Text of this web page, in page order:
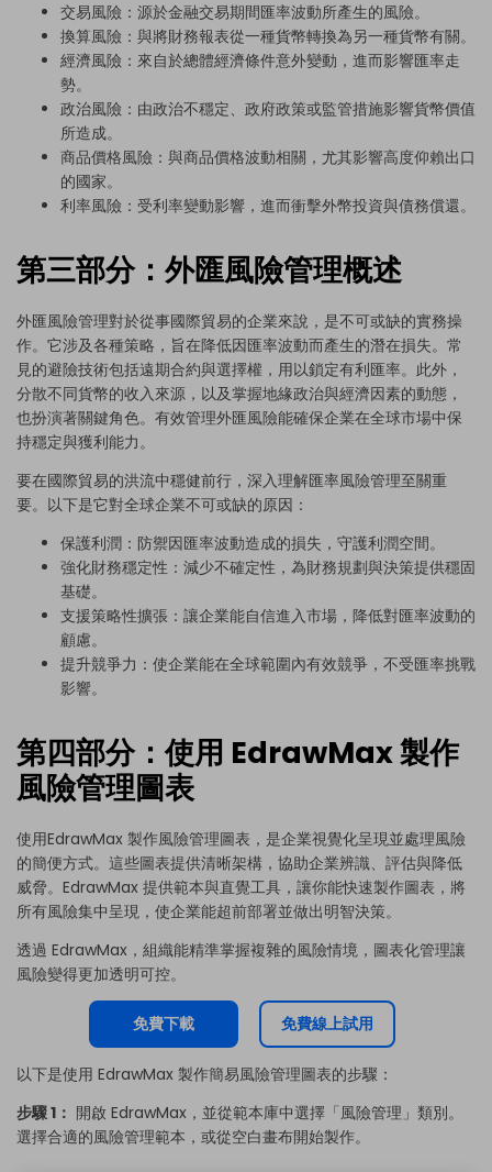
交易風險：源於金融交易期間匯率波動所產生的風險。
換算風險：與將財務報表從一種貨幣轉換為另一種貨幣有關。
經濟風險：來自於總體經濟條件意外變動，進而影響匯率走
勢。
政治風險：由政治不穩定、政府政策或監管措施影響貨幣價值
所造成。
商品價格風險：與商品價格波動相關，尤其影響高度仰賴出口
的國家。
利率風險：受利率變動影響，進而衝擊外幣投資與債務償還。
第三部分：外匯風險管理概述
外匯風險管理對於從事國際貿易的企業來說，是不可或缺的實務操
作。它涉及各種策略，旨在降低因匯率波動而產生的潛在損失。常
見的避險技術包括遠期合約與選擇權，用以鎖定有利匯率。此外，
分散不同貨幣的收入來源，以及掌握地緣政治與經濟因素的動態，
也扮演著關鍵角色。有效管理外匯風險能確保企業在全球市場中保
持穩定與獲利能力。
要在國際貿易的洪流中穩健前行，深入理解匯率風險管理至關重
要。以下是它對全球企業不可或缺的原因：
保護利潤：防禦因匯率波動造成的損失，守護利潤空間。
強化財務穩定性：減少不確定性，為財務規劃與決策提供穩固
基礎。
支援策略性擴張：讓企業能自信進入市場，降低對匯率波動的
顧慮。
提升競爭力：使企業能在全球範圍內有效競爭，不受匯率挑戰
影響。
第四部分：使用 EdrawMax 製作
風險管理圖表
使用EdrawMax 製作風險管理圖表，是企業視覺化呈現並處理風險
的簡便方式。這些圖表提供清晰架構，協助企業辨識、評估與降低
威脅。EdrawMax 提供範本與直覺工具，讓你能快速製作圖表，將
所有風險集中呈現，使企業能超前部署並做出明智決策。
透過 EdrawMax，組織能精準掌握複雜的風險情境，圖表化管理讓
風險變得更加透明可控。
免費下載 免費線上試用
以下是使用 EdrawMax 製作簡易風險管理圖表的步驟：
步驟 1： 開啟 EdrawMax，並從範本庫中選擇「風險管理」類別。
選擇合適的風險管理範本，或從空白畫布開始製作。